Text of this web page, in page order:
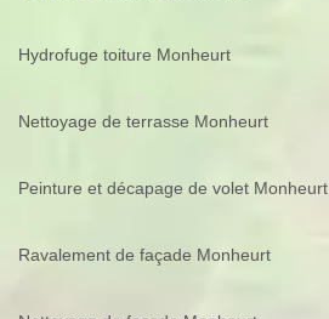
Hydrofuge toiture Monheurt
Nettoyage de terrasse Monheurt
Peinture et décapage de volet Monheurt
Ravalement de façade Monheurt